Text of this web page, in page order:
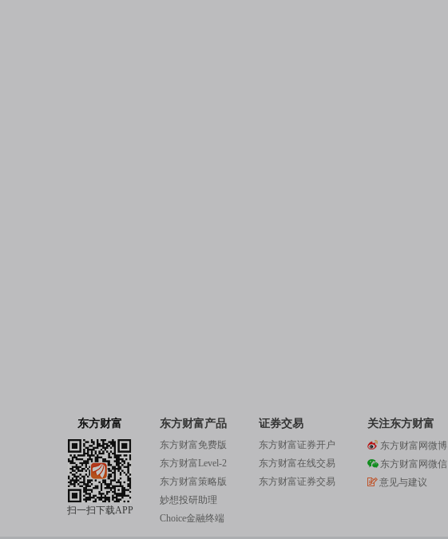
东方财富
扫一扫下载APP
东方财富产品
东方财富免费版
东方财富Level-2
东方财富策略版
妙想投研助理
Choice金融终端
证券交易
东方财富证券开户
东方财富在线交易
东方财富证券交易
关注东方财富
东方财富网微博
东方财富网微信
意见与建议